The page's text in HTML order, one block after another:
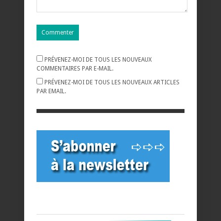
PRÉVENEZ-MOI DE TOUS LES NOUVEAUX
COMMENTAIRES PAR E-MAIL.
PRÉVENEZ-MOI DE TOUS LES NOUVEAUX ARTICLES
PAR EMAIL.